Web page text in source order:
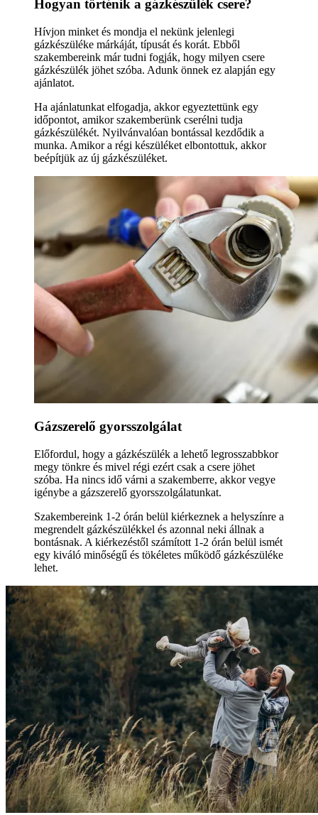
Hogyan történik a gázkészülék csere?
Hívjon minket és mondja el nekünk jelenlegi
gázkészüléke márkáját, típusát és korát. Ebből
szakembereink már tudni fogják, hogy milyen csere
gázkészülék jöhet szóba. Adunk önnek ez alapján egy
ajánlatot.
Ha ajánlatunkat elfogadja, akkor egyeztettünk egy
időpontot, amikor szakemberünk cserélni tudja
gázkészülékét. Nyilvánvalóan bontással kezdődik a
munka. Amikor a régi készüléket elbontottuk, akkor
beépítjük az új gázkészüléket.
Gázszerelő gyorsszolgálat
Előfordul, hogy a gázkészülék a lehető legrosszabbkor
megy tönkre és mivel régi ezért csak a csere jöhet
szóba. Ha nincs idő várni a szakemberre, akkor vegye
igénybe a gázszerelő gyorsszolgálatunkat.
Szakembereink 1-2 órán belül kiérkeznek a helyszínre a
megrendelt gázkészülékkel és azonnal neki állnak a
bontásnak. A kiérkezéstől számított 1-2 órán belül ismét
egy kiváló minőségű és tökéletes működő gázkészüléke
lehet.